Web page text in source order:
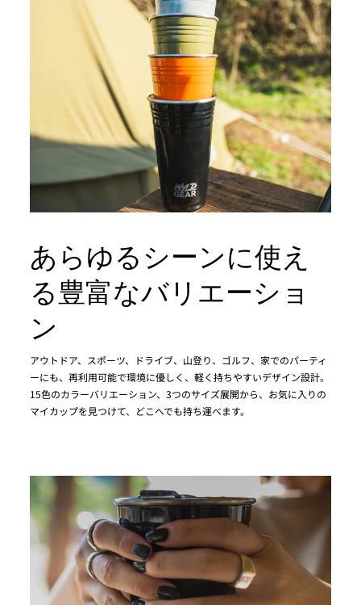
あらゆるシーンに使え
る豊富なバリエーショ
ン
アウトドア、スポーツ、ドライブ、山登り、ゴルフ、家でのパーティ
ーにも、再利用可能で環境に優しく、軽く持ちやすいデザイン設計。
15色のカラーバリエーション、3つのサイズ展開から、お気に入りの
マイカップを見つけて、どこへでも持ち運べます。